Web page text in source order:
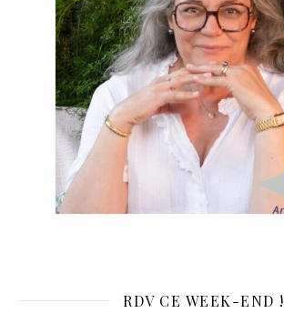
RDV CE WEEK-END !